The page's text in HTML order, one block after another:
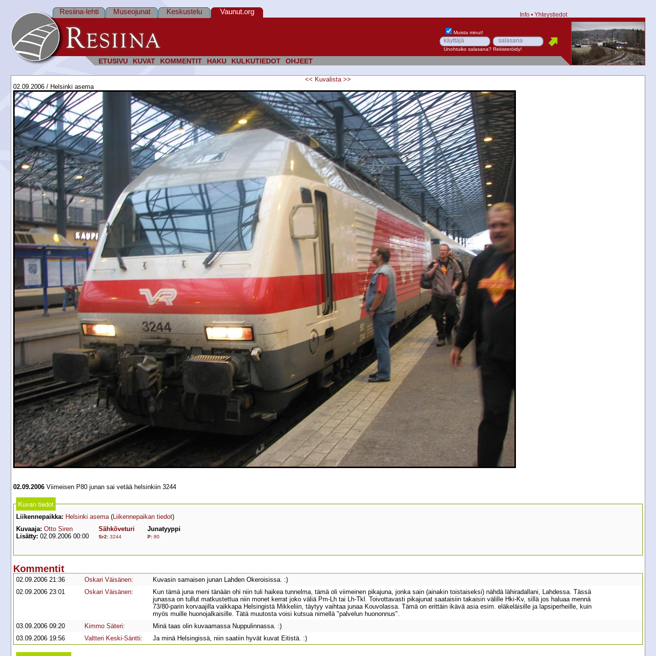
ETUSIVU KUVAT KOMMENTIT HAKU KULKUTIEDOT OHJEET
Resiina-lehti Museojunat Keskustelu Vaunut.org Info • Yhteystiedot
Muista minut!
Unohtuiko salasana? Rekisteröidy!
<< Kuvalista >>
02.09.2006 / Helsinki asema
02.09.2006 Viimeisen P80 junan sai vetää helsinkiin 3244
Kuvan tiedot
Liikennepaikka: Helsinki asema(Liikennepaikan tiedot)
Kuvaaja: Otto Siren
Lisätty: 02.09.2006 00:00
Sähköveturi
Sr2: 3244
Junatyyppi
P: 80
Kommentit
02.09.2006 21:36 Oskari Väisänen:
Kuvasin samaisen junan Lahden Okeroisissa. :)
02.09.2006 23:01
Oskari Väisänen:
Kun tämä juna meni tänään ohi niin tuli haikea tunnelma, tämä oli viimeinen pikajuna, jonka sain (ainakin toistaiseksi) nähdä lähiradallani, Lahdessa. Tässä
junassa on tullut matkustettua niin monet kerrat joko väliä Pm-Lh tai Lh-Tkl. Toivottavasti pikajunat saataisiin takaisin välille Hki-Kv, sillä jos haluaa mennä
73/80-parin korvaajilla vaikkapa Helsingistä Mikkeliin, täytyy vaihtaa junaa Kouvolassa. Tämä on erittäin ikävä asia esim. eläkeläisille ja lapsiperheille, kuin
myös muille huonojalkaisille. Tätä muutosta voisi kutsua nimellä "palvelun huononnus".
03.09.2006 09:20
Kimmo Säteri:
Minä taas olin kuvaamassa Nuppulinnassa. :)
03.09.2006 19:56
Valtteri Keski-Säntti: Ja minä Helsingissä, niin saatiin hyvät kuvat Eitistä. :)